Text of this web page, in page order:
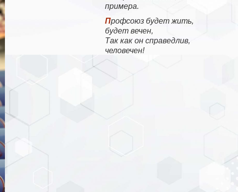
примера.
Профсоюз будет жить,
будет вечен,
Так как он справедлив,
человечен!